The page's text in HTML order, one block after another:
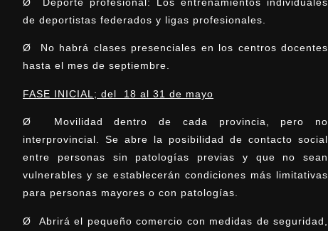
de deportistas federados y ligas profesionales.
Ø No habrá clases presenciales en los centros docentes
hasta el mes de septiembre.
FASE INICIAL; del 18 al 31 de mayo
Ø Movilidad dentro de cada provincia, pero no
interprovincial. Se abre la posibilidad de contacto social
entre personas sin patologías previas y que no sean
vulnerables y se establecerán condiciones más limitativas
para personas mayores o con patologías.
Ø Abrirá el pequeño comercio con medidas de seguridad,